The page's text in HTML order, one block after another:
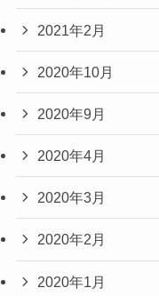
2021年2月
2020年10月
2020年9月
2020年4月
2020年3月
2020年2月
2020年1月